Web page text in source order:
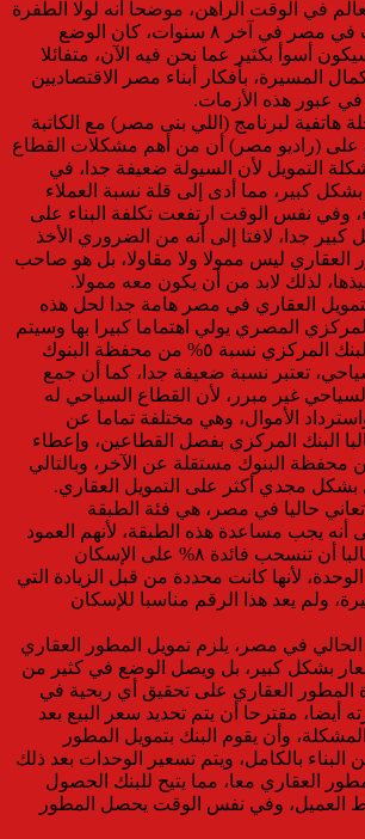
في الوقت الراهن، موضحا أنه لولا الطفرة
الاقتصادية التي حدثت في مصر في آخر ٨ سنوات، كان الوضع
أسوأ بكثير عما نحن فيه الآن، متفائلا
المسيرة، بأفكار أبناء مصر الاقتصاديين
في عبور هذه الأزمات.
لبرنامج (اللي بنى مصر) مع الكاتبة
على (راديو مصر) أن من أهم مشكلات القطاع
التمويل لأن السيولة ضعيفة جدا، في
بشكل كبير، مما أدى إلى قلة نسبة العملاء
وفي نفس الوقت ارتفعت تكلفة البناء على
كبير جدا، لافتا إلى أنه من الضروري الأخذ
العقاري ليس ممولا ولا مقاولا، بل هو صاحب
لذلك لابد من أن يكون معه ممولا.
العقاري في مصر هامة جدا لحل هذه
المصري يولي اهتماما كبيرا بها وسيتم
تنفيذها، ولكن تحديد البنك المركزي نسبة ٥% من محفظة البنوك
تعتبر نسبة ضعيفة جدا، كما أن جمع
غير مبرر، لأن القطاع السياحي له
الأموال، وهي مختلفة تماما عن
البنك المركزي بفصل القطاعين، وإعطاء
نسبة ٥% من محفظة البنوك مستقلة عن الآخر، وبالتالي
بشكل مجدي أكثر على التمويل العقاري.
حاليا في مصر، هي فئة الطبقة
أنه يجب مساعدة هذه الطبقة، لأنهم العمود
الفقري للمجتمع، مطالبا أن تنسحب فائدة ٨% على الإسكان
لأنها كانت محددة من قبل الزيادة التي
ولم يعد هذا الرقم مناسبا للإسكان
في مصر، يلزم تمويل المطور العقاري
بشكل كبير، بل ويصل الوضع في كثير من
المطور العقاري على تحقيق أي ربحية في
أيضا، مقترحا أن يتم تحديد سعر البيع بعد
المشكلة، وأن يقوم البنك بتمويل المطور
البناء بالكامل، ويتم تسعير الوحدات بعد ذلك
العقاري معا، مما يتيح للبنك الحصول
العميل، وفي نفس الوقت يحصل المطور